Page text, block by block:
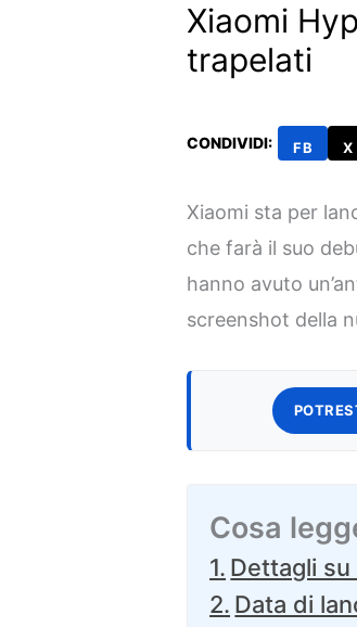
Xiaomi
trapelati
CONDIVIDI: FB X
Xiaomi sta per
che farà il suo
hanno avuto
screenshot della
Cosa
Dettagli su
Data di